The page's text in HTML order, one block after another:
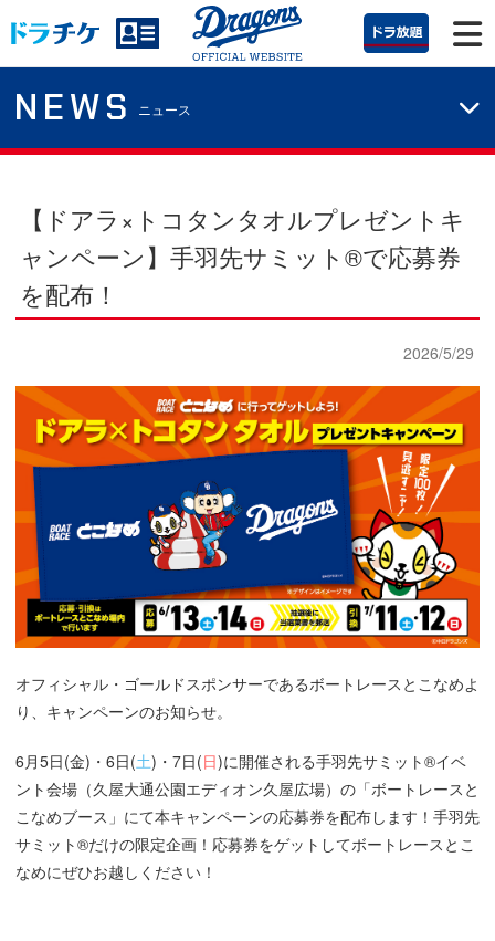
NEWS ニュース
【ドアラ×トコタンタオルプレゼントキ
ャンペーン】手羽先サミット®で応募券
を配布！
2026/5/29
オフィシャル・ゴールドスポンサーであるボートレースとこなめよ
り、キャンペーンのお知らせ。
6月5日(金)・6日(土)・7日(日)に開催される手羽先サミット®イベ
ント会場（久屋大通公園エディオン久屋広場）の「ボートレースと
こなめブース」にて本キャンペーンの応募券を配布します！手羽先
サミット®だけの限定企画！応募券をゲットしてボートレースとこ
なめにぜひお越しください！